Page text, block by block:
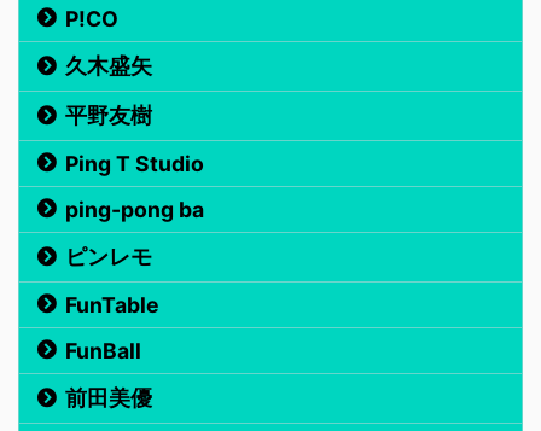
P!CO
久木盛矢
平野友樹
Ping T Studio
ping-pong ba
ピンレモ
FunTable
FunBall
前田美優